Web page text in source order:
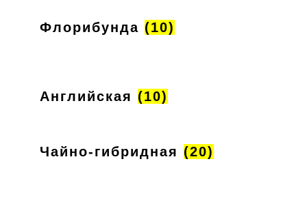
Флорибунда (10)
Английская (10)
Чайно-гибридная (20)